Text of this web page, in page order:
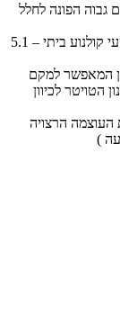
גבוה הפונה לחלל
עושר הצליל מתבטא הן במוזיקה דו ערוצית והן בקטעי קולנוע ביתי – 5.1
הטויטר לכיוון
העוצמה הרצויה
)